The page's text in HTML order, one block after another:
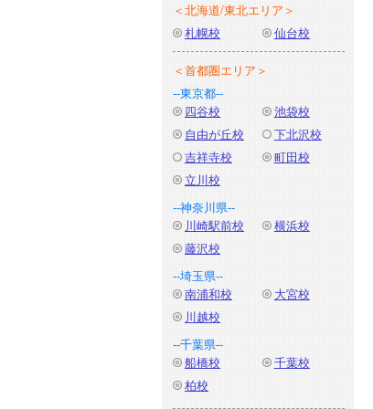
＜北海道/東北エリア＞
札幌校
仙台校
＜首都圏エリア＞
--東京都--
四谷校
池袋校
自由が丘校
下北沢校
吉祥寺校
町田校
立川校
--神奈川県--
川崎駅前校
横浜校
藤沢校
--埼玉県--
南浦和校
大宮校
川越校
--千葉県--
船橋校
千葉校
柏校